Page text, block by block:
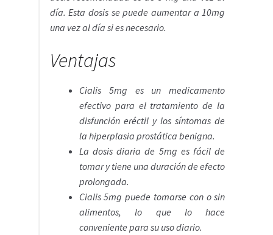
día. Esta dosis se puede aumentar a 10mg
una vez al día si es necesario.
Ventajas
Cialis 5mg es un medicamento
efectivo para el tratamiento de la
disfunción eréctil y los síntomas de
la hiperplasia prostática benigna.
La dosis diaria de 5mg es fácil de
tomar y tiene una duración de efecto
prolongada.
Cialis 5mg puede tomarse con o sin
alimentos, lo que lo hace
conveniente para su uso diario.